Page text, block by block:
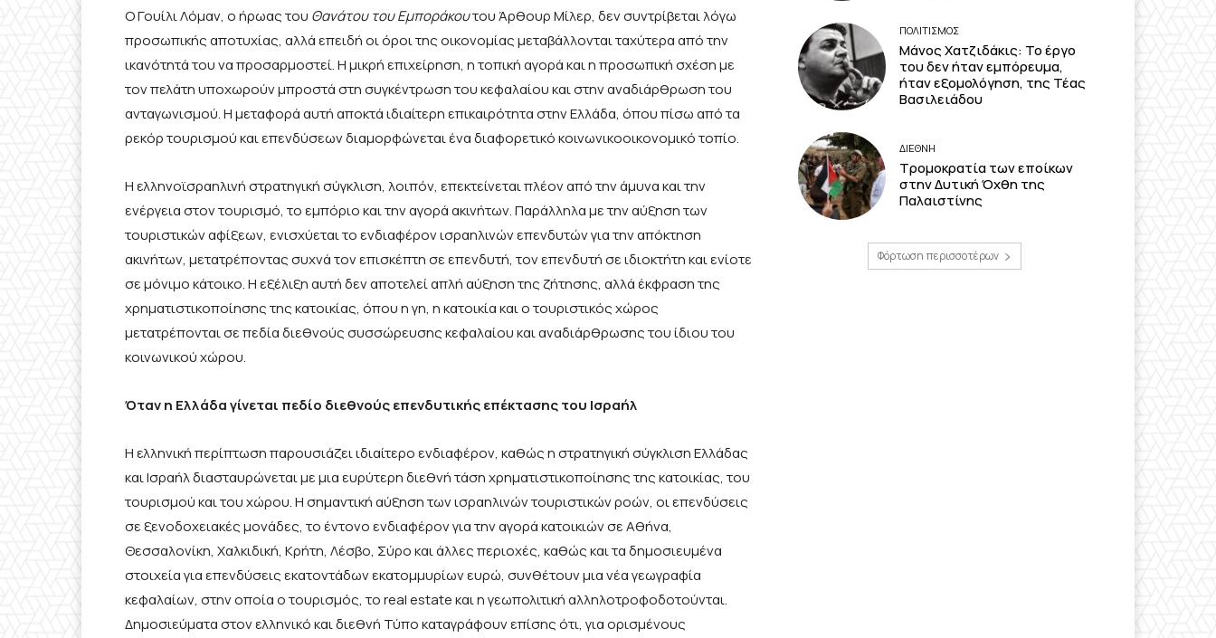
Ο Γουίλι Λόμαν, ο ήρωας του Θανάτου του Εμποράκουτου Άρθουρ Μίλερ, δεν συντρίβεται λόγω
προσωπικής αποτυχίας, αλλά επειδή οι όροι της οικονομίας μεταβάλλονται ταχύτερα από την
ικανότητά του να προσαρμοστεί. Η μικρή επιχείρηση, η τοπική αγορά και η προσωπική σχέση με
τον πελάτη υποχωρούν μπροστά στη συγκέντρωση του κεφαλαίου και στην αναδιάρθρωση του
ανταγωνισμού. Η μεταφορά αυτή αποκτά ιδιαίτερη επικαιρότητα στην Ελλάδα, όπου πίσω από τα
ρεκόρ τουρισμού και επενδύσεων διαμορφώνεται ένα διαφορετικό κοινωνικοοικονομικό τοπίο.
Η ελληνοϊσραηλινή στρατηγική σύγκλιση, λοιπόν, επεκτείνεται πλέον από την άμυνα και την
ενέργεια στον τουρισμό, το εμπόριο και την αγορά ακινήτων. Παράλληλα με την αύξηση των
τουριστικών αφίξεων, ενισχύεται το ενδιαφέρον ισραηλινών επενδυτών για την απόκτηση
ακινήτων, μετατρέποντας συχνά τον επισκέπτη σε επενδυτή, τον επενδυτή σε ιδιοκτήτη και ενίοτε
σε μόνιμο κάτοικο. Η εξέλιξη αυτή δεν αποτελεί απλή αύξηση της ζήτησης, αλλά έκφραση της
χρηματιστικοποίησης της κατοικίας, όπου η γη, η κατοικία και ο τουριστικός χώρος
μετατρέπονται σε πεδία διεθνούς συσσώρευσης κεφαλαίου και αναδιάρθρωσης του ίδιου του
κοινωνικού χώρου.
Όταν η Ελλάδα γίνεται πεδίο διεθνούς επενδυτικής επέκτασης του Ισραήλ
Η ελληνική περίπτωση παρουσιάζει ιδιαίτερο ενδιαφέρον, καθώς η στρατηγική σύγκλιση Ελλάδας
και Ισραήλ διασταυρώνεται με μια ευρύτερη διεθνή τάση χρηματιστικοποίησης της κατοικίας, του
τουρισμού και του χώρου. Η σημαντική αύξηση των ισραηλινών τουριστικών ροών, οι επενδύσεις
σε ξενοδοχειακές μονάδες, το έντονο ενδιαφέρον για την αγορά κατοικιών σε Αθήνα,
Θεσσαλονίκη, Χαλκιδική, Κρήτη, Λέσβο, Σύρο και άλλες περιοχές, καθώς και τα δημοσιευμένα
στοιχεία για επενδύσεις εκατοντάδων εκατομμυρίων ευρώ, συνθέτουν μια νέα γεωγραφία
κεφαλαίων, στην οποία ο τουρισμός, το real estate και η γεωπολιτική αλληλοτροφοδοτούνται.
Δημοσιεύματα στον ελληνικό και διεθνή Τύπο καταγράφουν επίσης ότι, για ορισμένους
ΠΟΛΙΤΙΣΜΟΣ
Μάνος Χατζιδάκις: Το έργο
του δεν ήταν εμπόρευμα,
ήταν εξομολόγηση, της Τέας
Βασιλειάδου
ΔΙΕΘΝΗ
Τρομοκρατία των εποίκων
στην Δυτική Όχθη της
Παλαιστίνης
Φόρτωση περισσοτέρων